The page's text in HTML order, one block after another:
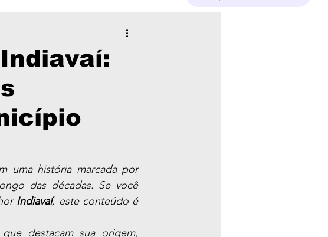
uma história marcada por
das décadas. Se você
Indiavaí, este conteúdo é
destacam sua origem,